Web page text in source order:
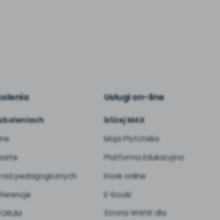
pedagogicznych
Usługi on-line
bliżej MAX
Moja Płytoteka
Platforma Edukacyjna
Kiosk online
E-booki
Strona WWW dla